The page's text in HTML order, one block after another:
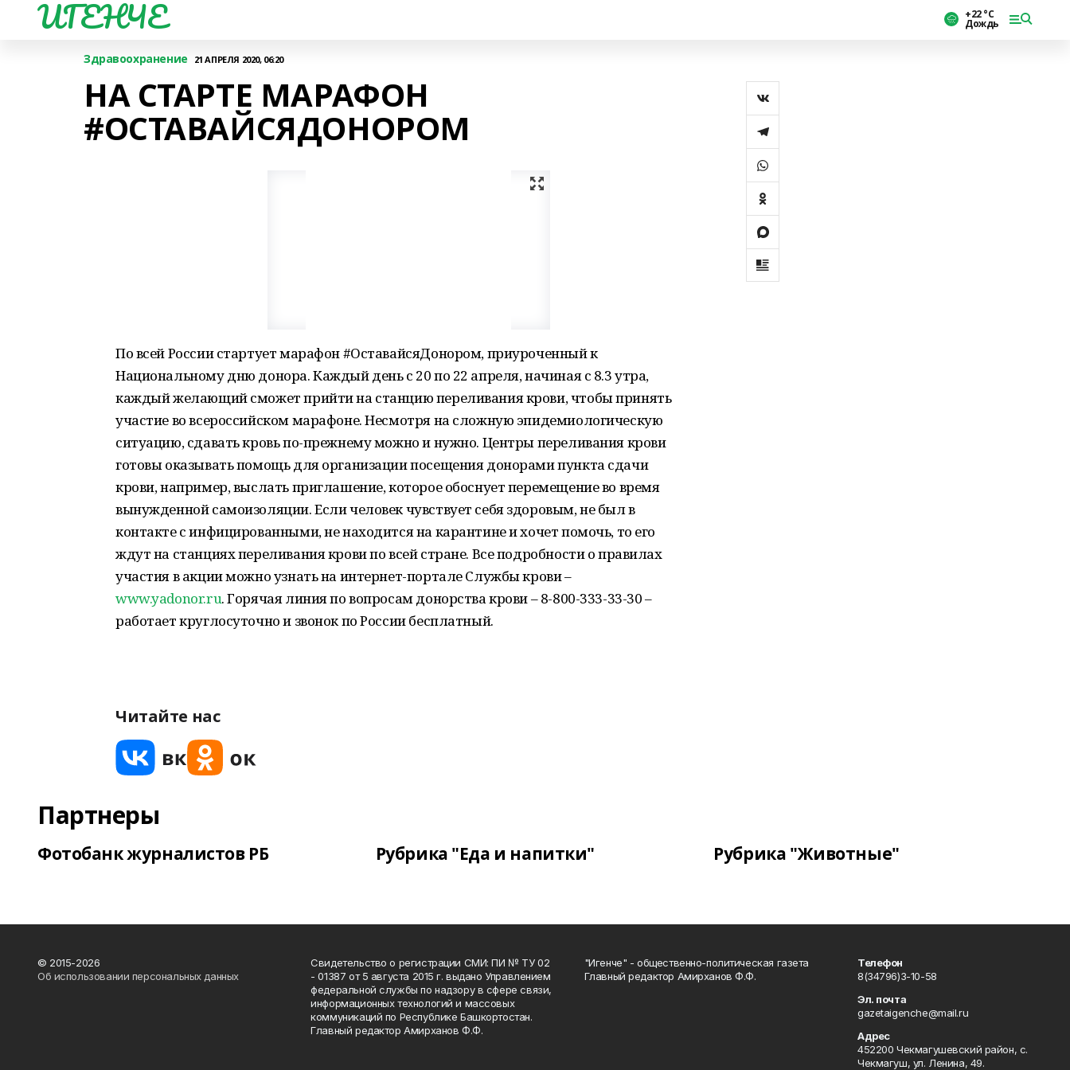
ИГЕНЧЕ +22 °С
Дождь
Здравоохранение 21 АПРЕЛЯ 2020, 06:20
НА СТАРТЕ МАРАФОН
#ОСТАВАЙСЯДОНОРОМ
По всей России стартует марафон #ОставайсяДонором, приуроченный к
Национальному дню донора. Каждый день с 20 по 22 апреля, начиная с 8.3 утра,
каждый желающий сможет прийти на станцию переливания крови, чтобы принять
участие во всероссийском марафоне. Несмотря на сложную эпидемиологическую
ситуацию, сдавать кровь по-прежнему можно и нужно. Центры переливания крови
готовы оказывать помощь для организации посещения донорами пункта сдачи
крови, например, выслать приглашение, которое обоснует перемещение во время
вынужденной самоизоляции. Если человек чувствует себя здоровым, не был в
контакте с инфицированными, не находится на карантине и хочет помочь, то его
ждут на станциях переливания крови по всей стране. Все подробности о правилах
участия в акции можно узнать на интернет-портале Службы крови –
www.yadonor.ru. Горячая линия по вопросам донорства крови – 8-800-333-33-30 –
работает круглосуточно и звонок по России бесплатный.
Читайте нас
Партнеры
Фотобанк журналистов РБ Рубрика "Еда и напитки" Рубрика "Животные"
© 2015-2026
Об использовании персональных данных
Свидетельство о регистрации СМИ: ПИ № ТУ 02
- 01387 от 5 августа 2015 г. выдано Управлением
федеральной службы по надзору в сфере связи,
информационных технологий и массовых
коммуникаций по Республике Башкортостан.
Главный редактор Амирханов Ф.Ф.
"Игенче" - общественно-политическая газета
Главный редактор Амирханов Ф.Ф.
Телефон
8(34796)3-10-58
Эл. почта
gazetaigenche@mail.ru
Адрес
452200 Чекмагушевский район, с.
Чекмагуш, ул. Ленина, 49.